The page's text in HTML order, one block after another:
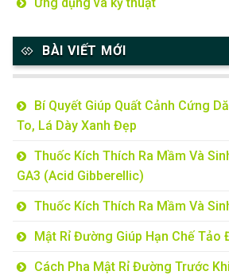
BÀI VIẾT MỚI
Bí Quyết Giúp Quất Cảnh Cứng
To, Lá Dày Xanh Đẹp
Thuốc Kích Thích Ra Mầm Và
GA3 (Acid Gibberellic)
Thuốc Kích Thích Ra Mầm Và
Mật Rỉ Đường Giúp Hạn Chế Tảo
Cách Pha Mật Rỉ Đường Trước